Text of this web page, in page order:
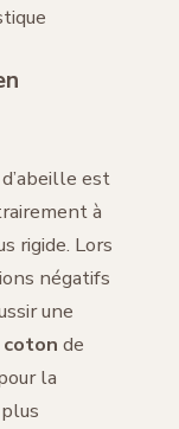
est
à
rigide. Lors
négatifs
une
coton de
la